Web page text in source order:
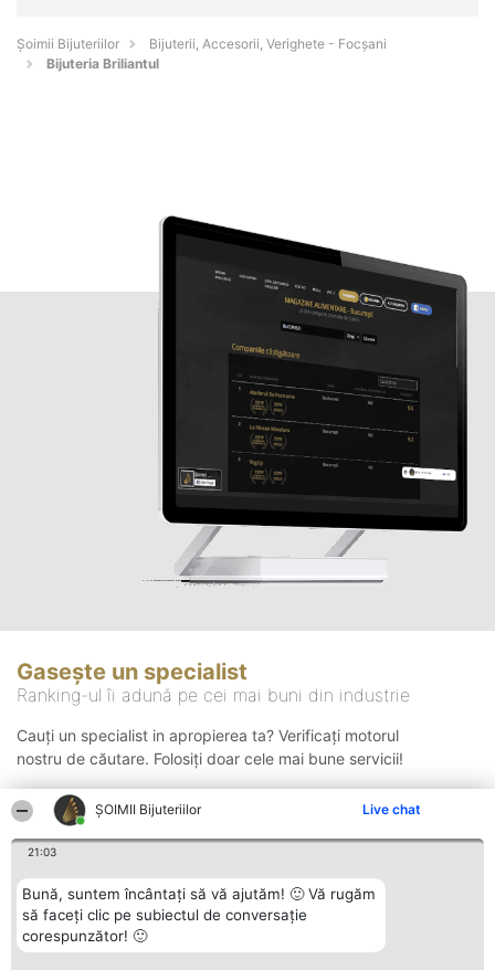
ŞOIMII Bijuteriilor Live chat
21:03
Bună, suntem încântați să vă ajutăm! 🙂 Vă rugăm
să faceți clic pe subiectul de conversație
corespunzător! 🙂
Şoimii Bijuteriilor
Bijuterii, Accesorii, Verighete - Focşani
Bijuteria Briliantul
Gasește un specialist
Ranking-ul îi adună pe cei mai buni din industrie
Cauți un specialist in apropierea ta? Verificați motorul
nostru de căutare. Folosiți doar cele mai bune servicii!